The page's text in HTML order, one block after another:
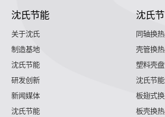
沈氏节能
关于沈氏
制造基地
沈氏节能
研发创新
新闻媒体
沈氏节能
沈氏
同轴换
壳管换
塑料壳
沈氏节
板翅式换
板壳换